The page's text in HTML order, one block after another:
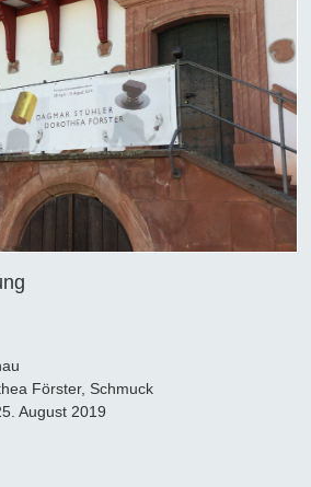
Förster, Schmuck
August 2019